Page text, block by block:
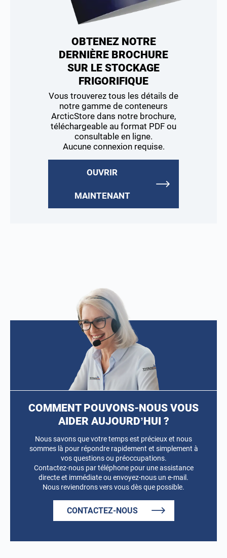
OBTENEZ NOTRE
DERNIÈRE BROCHURE
SUR LE STOCKAGE
FRIGORIFIQUE
Vous trouverez tous les détails de
notre gamme de conteneurs
ArcticStore dans notre brochure,
téléchargeable au format PDF ou
consultable en ligne.
Aucune connexion requise.
OUVRIR
MAINTENANT
COMMENT POUVONS-NOUS VOUS
AIDER AUJOURD’HUI ?
Nous savons que votre temps est précieux et nous
sommes là pour répondre rapidement et simplement à
vos questions ou préoccupations.
Contactez-nous par téléphone pour une assistance
directe et immédiate ou envoyez-nous un e-mail.
Nous reviendrons vers vous dès que possible.
CONTACTEZ-NOUS